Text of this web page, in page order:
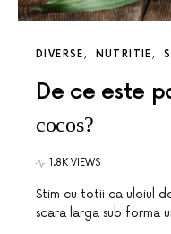
DIVERSE NUTRITIE
De ce este
cocos?
1.8K VIEWS
Stim cu totii ca uleiul
scara larga sub forma